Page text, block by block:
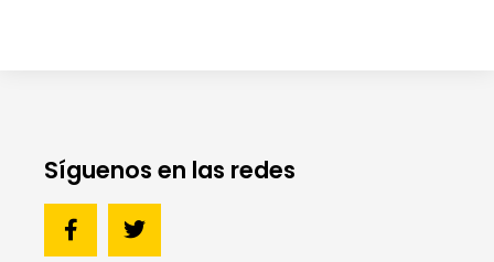
Síguenos en las redes